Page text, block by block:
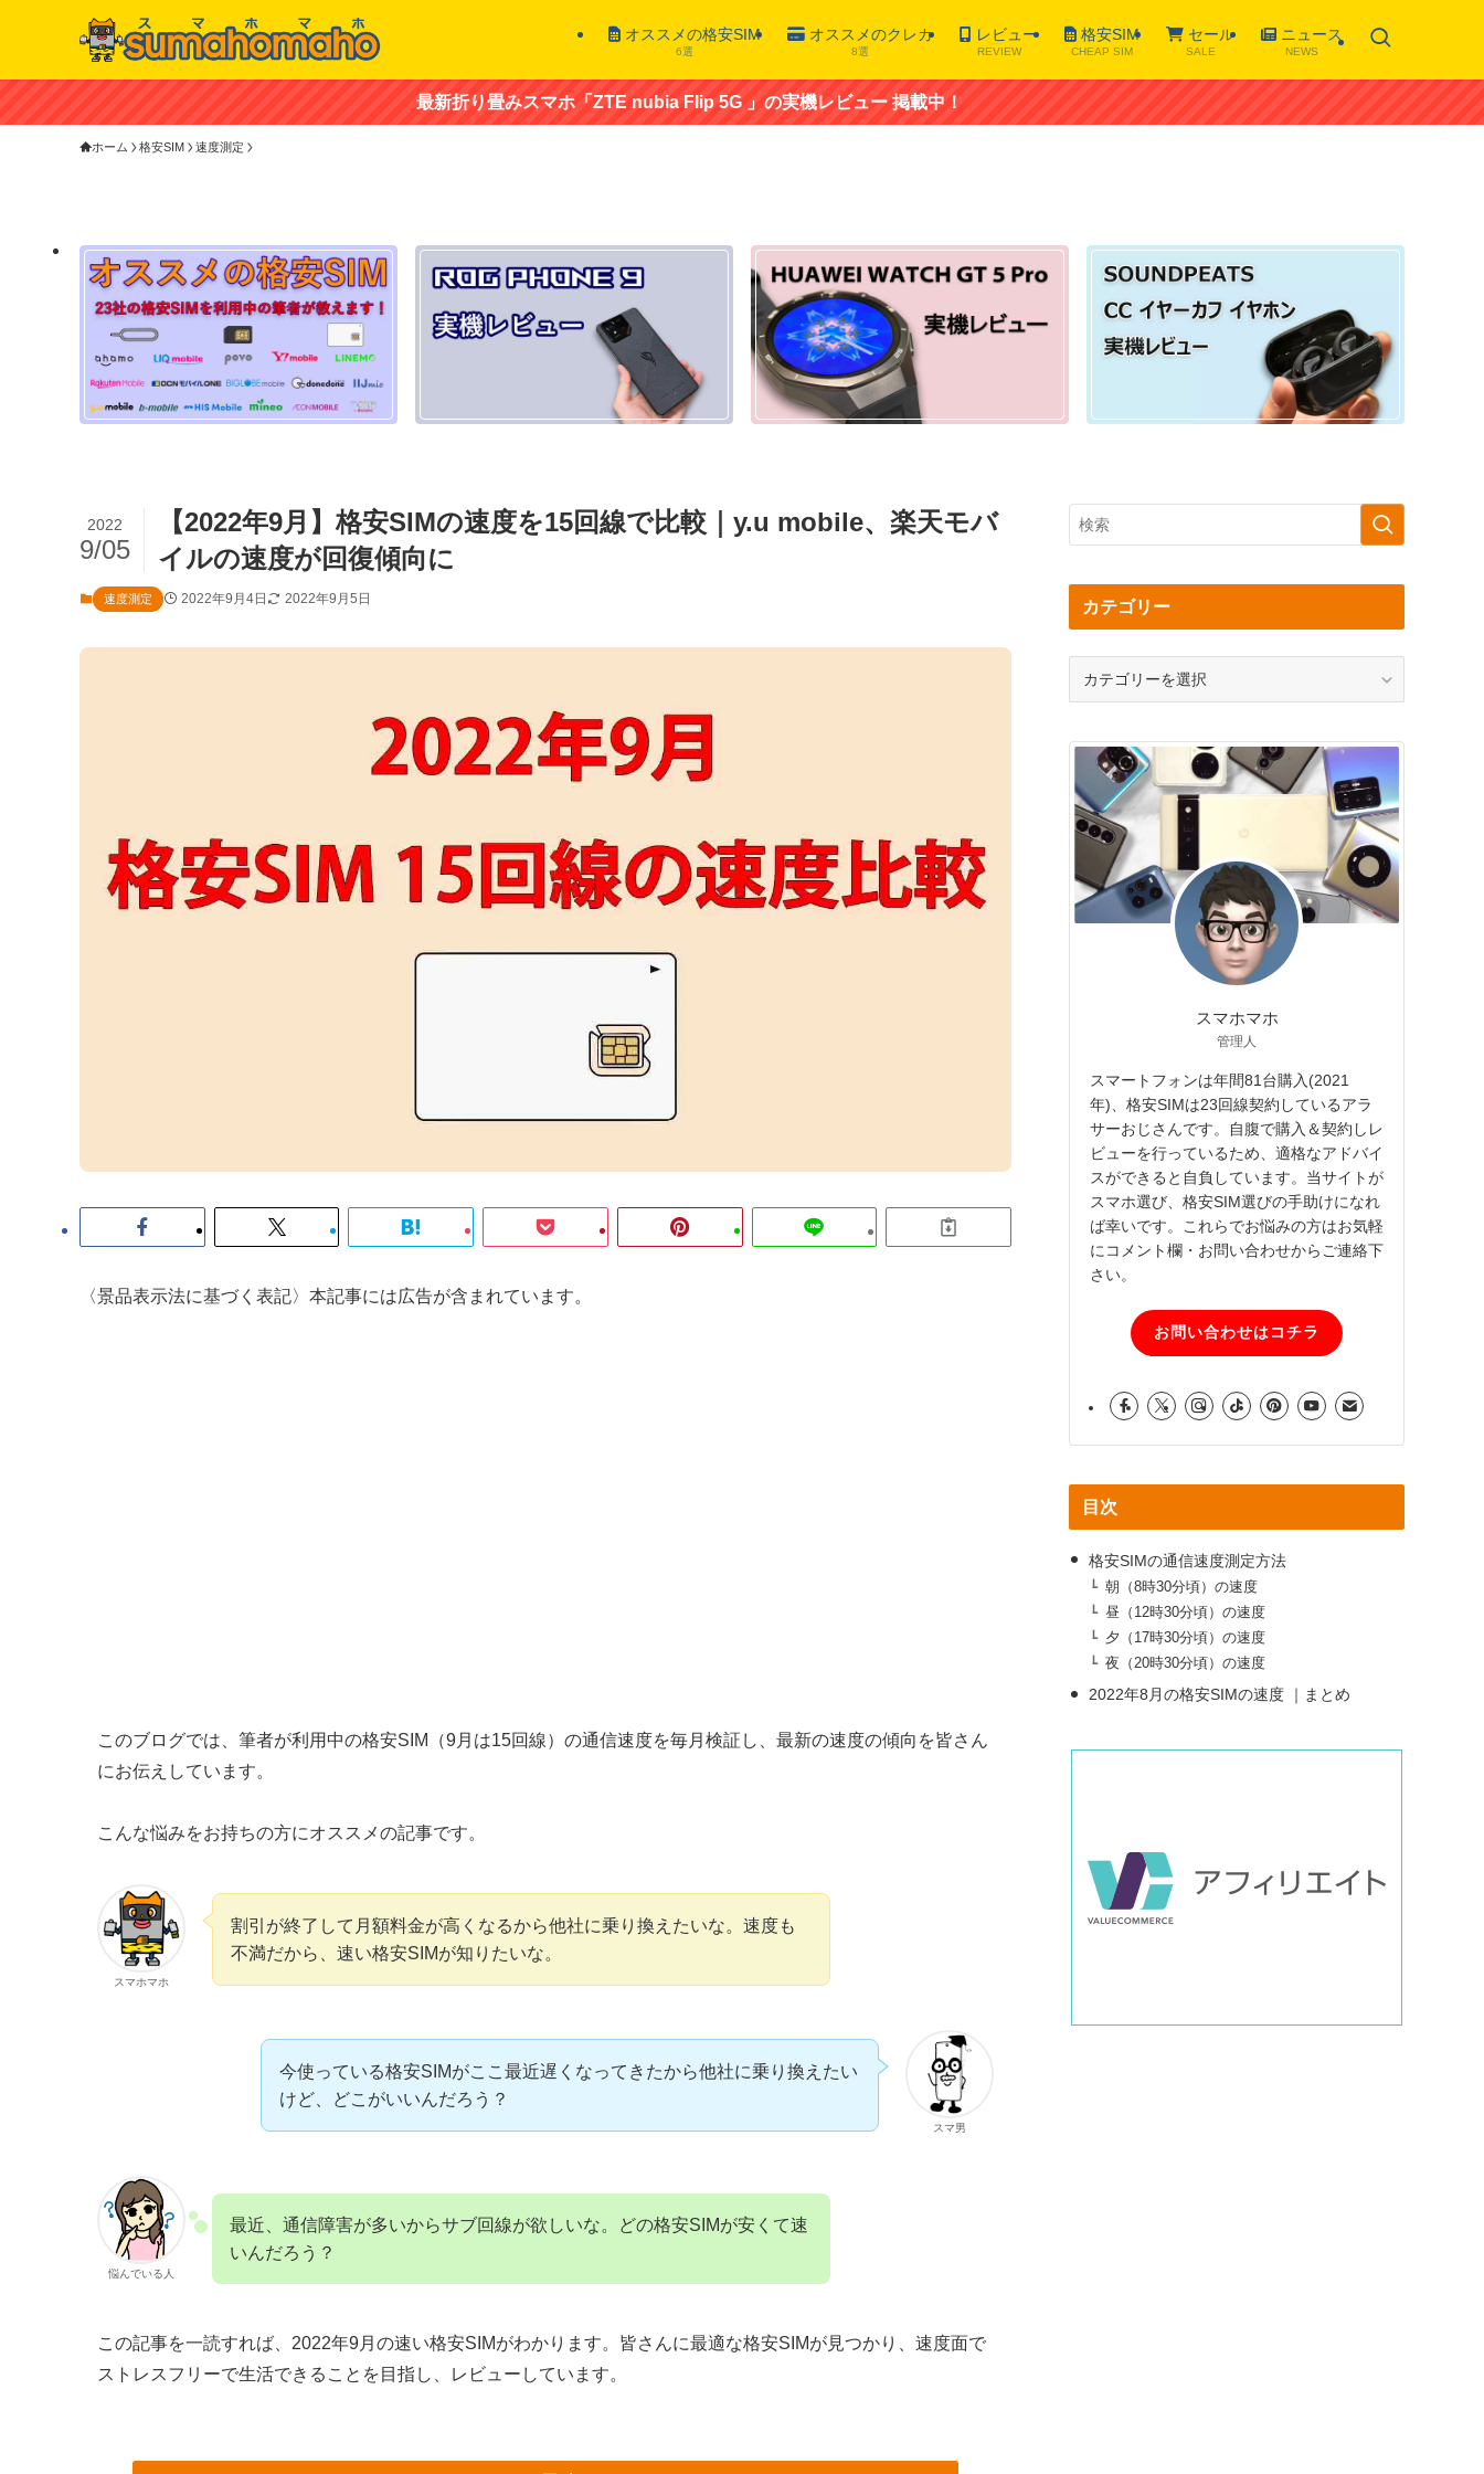
オススメの格安SIM
6選
オススメのクレカ
8選
レビュー
REVIEW
格安SIM
CHEAP SIM
セール
SALE
ニュース
NEWS
最新折り畳みスマホ「ZTE nubia Flip 5G 」の実機レビュー 掲載中！
ホーム 格安SIM 速度測定
【2022年9月】格安SIMの速度を15回線で比較｜y.u mobile、楽天モバ
イルの速度が回復傾向に
2022
9/05
速度測定 2022年9月4日 2022年9月5日
〈景品表示法に基づく表記〉本記事には広告が含まれています。
このブログでは、筆者が利用中の格安SIM（9月は15回線）の通信速度を毎月検証し、最新の速度の傾向を皆さん
にお伝えしています。
こんな悩みをお持ちの方にオススメの記事です。
スマホマホ
割引が終了して月額料金が高くなるから他社に乗り換えたいな。速度も
不満だから、速い格安SIMが知りたいな。
スマ男
今使っている格安SIMがここ最近遅くなってきたから他社に乗り換えたい
けど、どこがいいんだろう？
悩んでいる人
最近、通信障害が多いからサブ回線が欲しいな。どの格安SIMが安くて速
いんだろう？
この記事を一読すれば、2022年9月の速い格安SIMがわかります。皆さんに最適な格安SIMが見つかり、速度面で
ストレスフリーで生活できることを目指し、レビューしています。
カテゴリー
リ
スマホマホ
管理人
スマートフォンは年間81台購入(2021
年)、格安SIMは23回線契約しているアラ
サーおじさんです。自腹で購入＆契約しレ
ビューを行っているため、適格なアドバイ
スができると自負しています。当サイトが
スマホ選び、格安SIM選びの手助けになれ
ば幸いです。これらでお悩みの方はお気軽
にコメント欄・お問い合わせからご連絡下
さい。
お問い合わせはコチラ
目次
格安SIMの通信速度測定方法
朝（8時30分頃）の速度
昼（12時30分頃）の速度
夕（17時30分頃）の速度
夜（20時30分頃）の速度
2022年8月の格安SIMの速度 ｜まとめ